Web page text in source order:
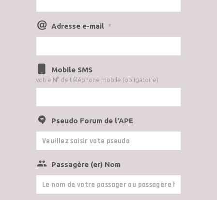
Adresse e-mail *
Mobile SMS
votre N° de téléphone mobile (obligatoire)
Pseudo Forum de l'APE
Passagère (er) Nom